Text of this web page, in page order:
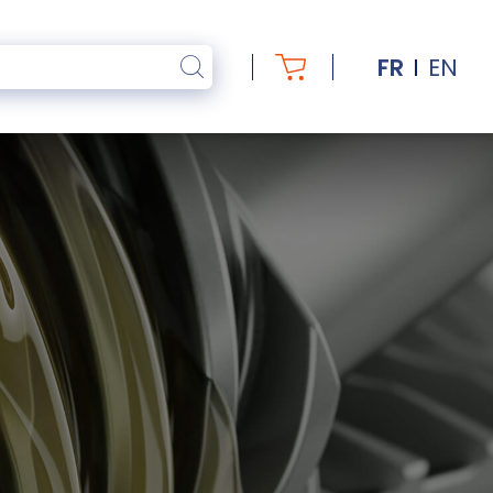
FR EN